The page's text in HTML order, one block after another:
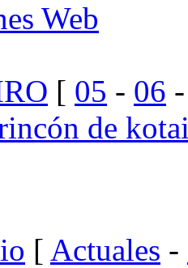
Web
[ 05 - 06
de
[ Actuales -